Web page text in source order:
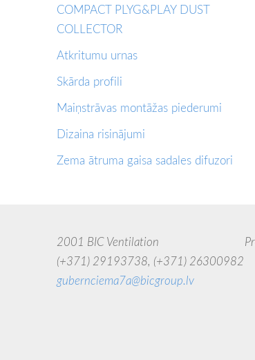
COMPACT PLYG&PLAY DUST
COLLECTOR
Atkritumu urnas
Skārda profili
Maiņstrāvas montāžas piederumi
Dizaina risinājumi
Zema ātruma gaisa sadales difuzori
2001 BIC Ventilation Profila saturs
(+371) 29193738, (+371) 26300982
gubernciema7a@bicgroup.lv